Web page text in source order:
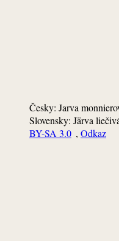
Česky: Jarva
Slovensky: Järva
BY-SA 3.0 , Odkaz